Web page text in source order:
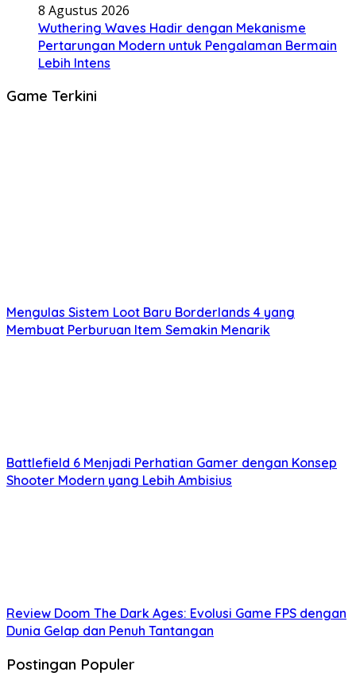
8 Agustus 2026
Wuthering Waves Hadir dengan Mekanisme
Pertarungan Modern untuk Pengalaman Bermain
Lebih Intens
Game Terkini
Mengulas Sistem Loot Baru Borderlands 4 yang
Membuat Perburuan Item Semakin Menarik
Battlefield 6 Menjadi Perhatian Gamer dengan Konsep
Shooter Modern yang Lebih Ambisius
Review Doom The Dark Ages: Evolusi Game FPS dengan
Dunia Gelap dan Penuh Tantangan
Postingan Populer